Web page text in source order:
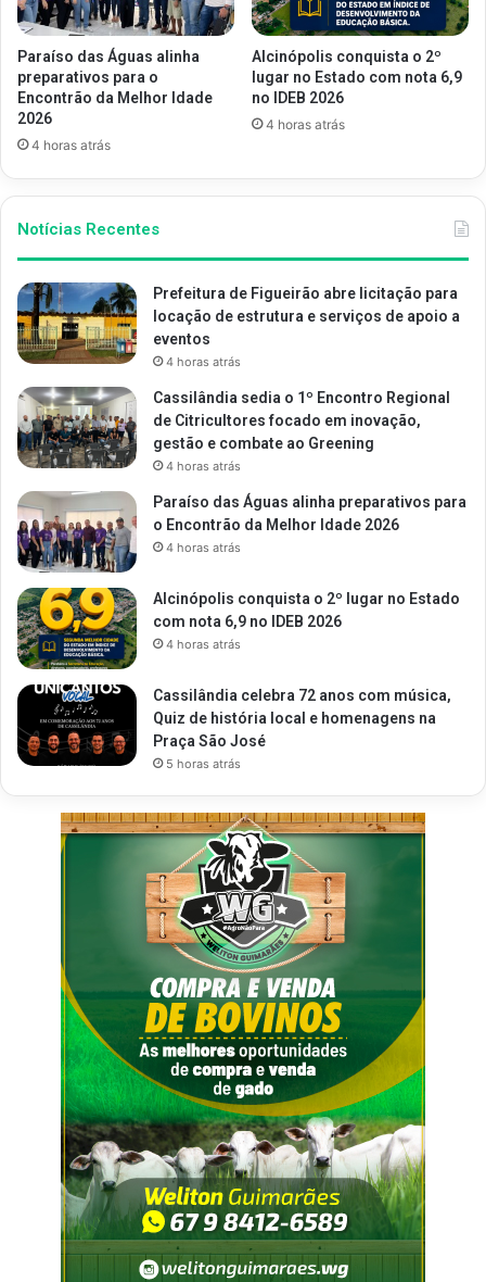
Paraíso das Águas alinha
preparativos para o
Encontrão da Melhor Idade
2026
4 horas atrás
Alcinópolis conquista o 2º
lugar no Estado com nota 6,9
no IDEB 2026
4 horas atrás
Notícias Recentes
Prefeitura de Figueirão abre licitação para
locação de estrutura e serviços de apoio a
eventos
4 horas atrás
Cassilândia sedia o 1º Encontro Regional
de Citricultores focado em inovação,
gestão e combate ao Greening
4 horas atrás
Paraíso das Águas alinha preparativos para
o Encontrão da Melhor Idade 2026
4 horas atrás
Alcinópolis conquista o 2º lugar no Estado
com nota 6,9 no IDEB 2026
4 horas atrás
Cassilândia celebra 72 anos com música,
Quiz de história local e homenagens na
Praça São José
5 horas atrás